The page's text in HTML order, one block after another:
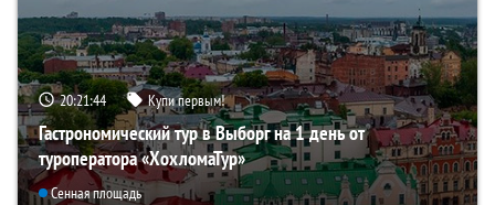
20:21:43 Купи первым!
Гастрономический тур в Выборг на 1 день от
туроператора «ХохломаТур»
Сенная площадь